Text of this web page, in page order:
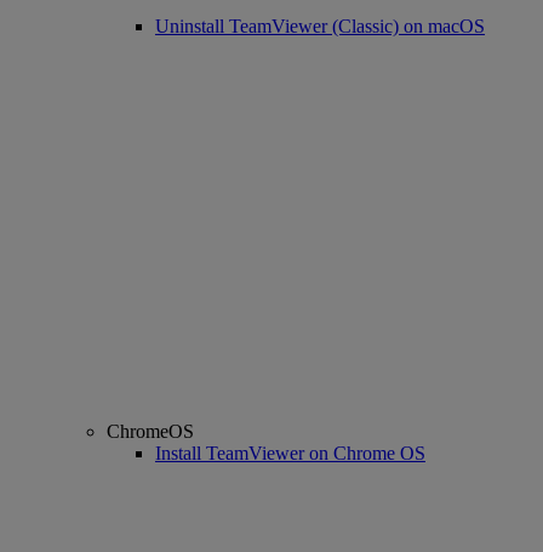
Uninstall TeamViewer (Classic) on macOS
ChromeOS
Install TeamViewer on Chrome OS